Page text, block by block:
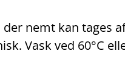
nemt kan tages
Vask ved 60°C